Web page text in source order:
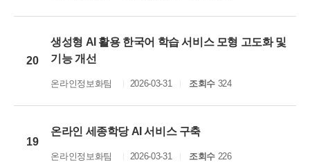
20
생성형 AI 활용 한국어 학습 서비스 모형 고도화 및
기능 개선
온라인정보화팀 2026-03-31 조회수 324
19
온라인 세종학당 AI 서비스 구축
온라인정보화팀 2026-03-31 조회수 226